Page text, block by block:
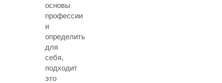
основы
профессии
и
определить
для
себя,
подходит
это